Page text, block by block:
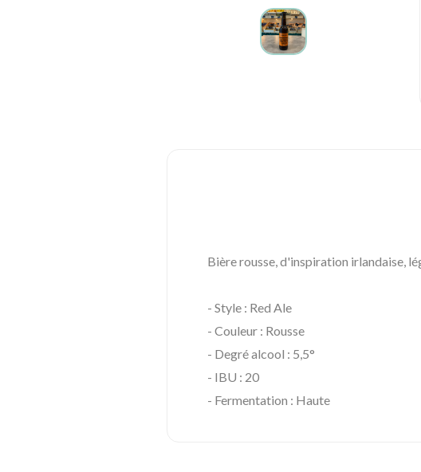
Bière rousse, d'inspiration irlandaise,
- Style : Red Ale
- Couleur : Rousse
- Degré alcool : 5,5°
- IBU : 20
- Fermentation : Haute